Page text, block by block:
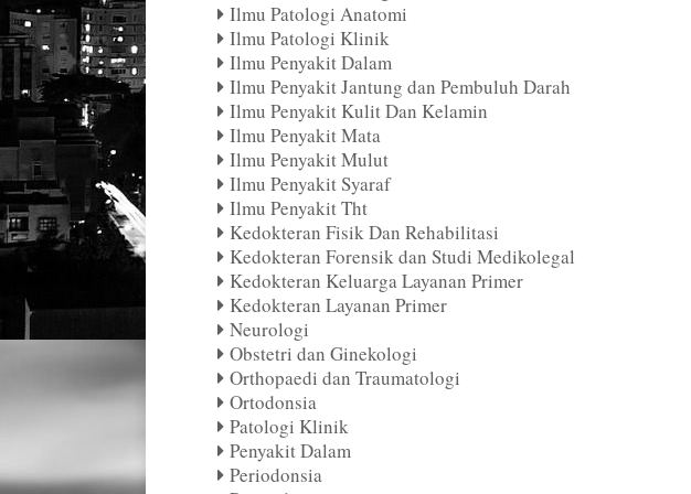
Ilmu Patologi Anatomi
Ilmu Patologi Klinik
Ilmu Penyakit Dalam
Ilmu Penyakit Jantung dan Pembuluh Darah
Ilmu Penyakit Kulit Dan Kelamin
Ilmu Penyakit Mata
Ilmu Penyakit Mulut
Ilmu Penyakit Syaraf
Ilmu Penyakit Tht
Kedokteran Fisik Dan Rehabilitasi
Kedokteran Forensik dan Studi Medikolegal
Kedokteran Keluarga Layanan Primer
Kedokteran Layanan Primer
Neurologi
Obstetri dan Ginekologi
Orthopaedi dan Traumatologi
Ortodonsia
Patologi Klinik
Penyakit Dalam
Periodonsia